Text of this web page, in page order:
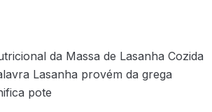
da Massa de Lasanha Cozida
Lasanha provém da grega
pote